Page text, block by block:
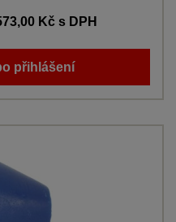
Kčs DPH
přihlášení